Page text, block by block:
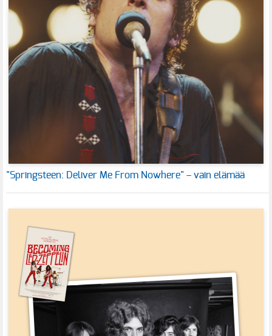
"Springsteen: Deliver Me From Nowhere" – vain elämää